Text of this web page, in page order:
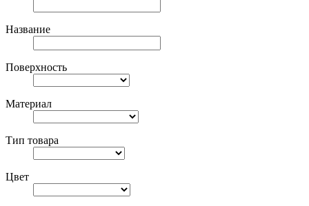
Название
Поверхность
Материал
Тип товара
Цвет